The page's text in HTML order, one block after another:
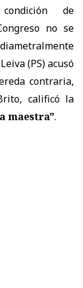
de
no se
(PS) acusó
contraria,
calificó la
maestra".